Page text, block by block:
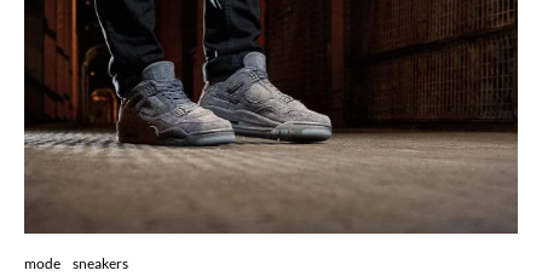
mode sneakers